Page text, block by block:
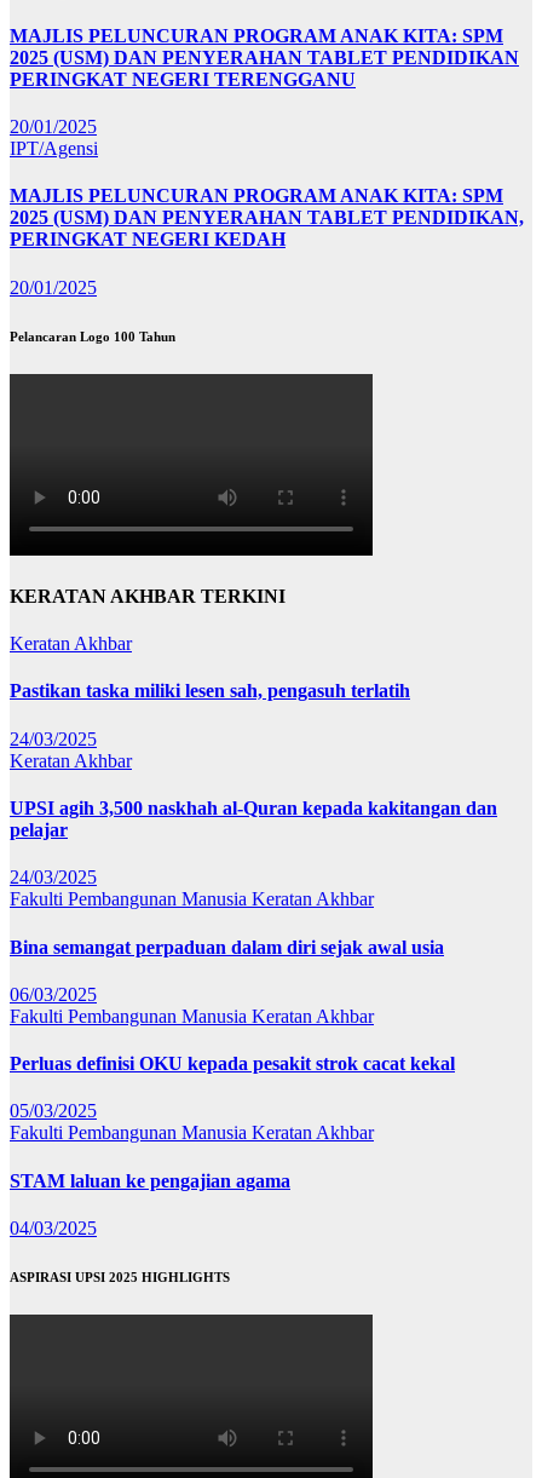
MAJLIS PELUNCURAN PROGRAM ANAK KITA: SPM
2025 (USM) DAN PENYERAHAN TABLET PENDIDIKAN
PERINGKAT NEGERI TERENGGANU
20/01/2025
IPT/Agensi
MAJLIS PELUNCURAN PROGRAM ANAK KITA: SPM
2025 (USM) DAN PENYERAHAN TABLET PENDIDIKAN,
PERINGKAT NEGERI KEDAH
20/01/2025
Pelancaran Logo 100 Tahun
KERATAN AKHBAR TERKINI
Keratan Akhbar
Pastikan taska miliki lesen sah, pengasuh terlatih
24/03/2025
Keratan Akhbar
UPSI agih 3,500 naskhah al-Quran kepada kakitangan dan
pelajar
24/03/2025
Fakulti Pembangunan Manusia Keratan Akhbar
Bina semangat perpaduan dalam diri sejak awal usia
06/03/2025
Fakulti Pembangunan Manusia Keratan Akhbar
Perluas definisi OKU kepada pesakit strok cacat kekal
05/03/2025
Fakulti Pembangunan Manusia Keratan Akhbar
STAM laluan ke pengajian agama
04/03/2025
ASPIRASI UPSI 2025 HIGHLIGHTS